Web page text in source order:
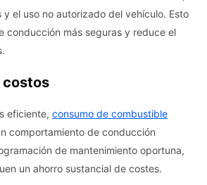
y el uso no autorizado del vehículo. Esto
conducción más seguras y reduce el
costos
eficiente, consumo de combustible
comportamiento de conducción
de mantenimiento oportuna,
un ahorro sustancial de costes.